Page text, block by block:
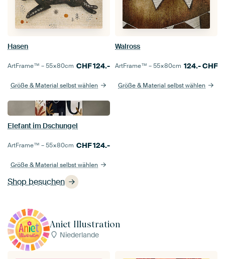
Shop besuchen
Hasen
ArtFrame™ –55×80cm CHF124.-
Größe & Material selbst wählen
Walross
ArtFrame™ –55×80cm 124.-CHF
Größe & Material selbst wählen
Elefant im Dschungel
ArtFrame™ –55×80cm CHF124.-
Größe & Material selbst wählen
Aniet Illustration
Niederlande